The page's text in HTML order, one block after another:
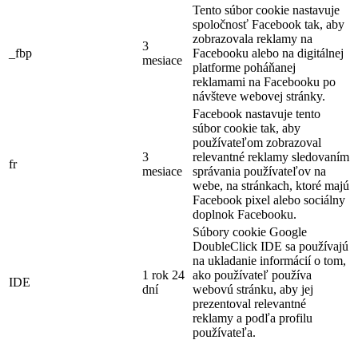
_fbp
3
mesiace
Tento súbor cookie nastavuje
spoločnosť Facebook tak, aby
zobrazovala reklamy na
Facebooku alebo na digitálnej
platforme poháňanej
reklamami na Facebooku po
návšteve webovej stránky.
fr
3
mesiace
Facebook nastavuje tento
súbor cookie tak, aby
používateľom zobrazoval
relevantné reklamy sledovaním
správania používateľov na
webe, na stránkach, ktoré majú
Facebook pixel alebo sociálny
doplnok Facebooku.
IDE
1 rok 24
dní
Súbory cookie Google
DoubleClick IDE sa používajú
na ukladanie informácií o tom,
ako používateľ používa
webovú stránku, aby jej
prezentoval relevantné
reklamy a podľa profilu
používateľa.